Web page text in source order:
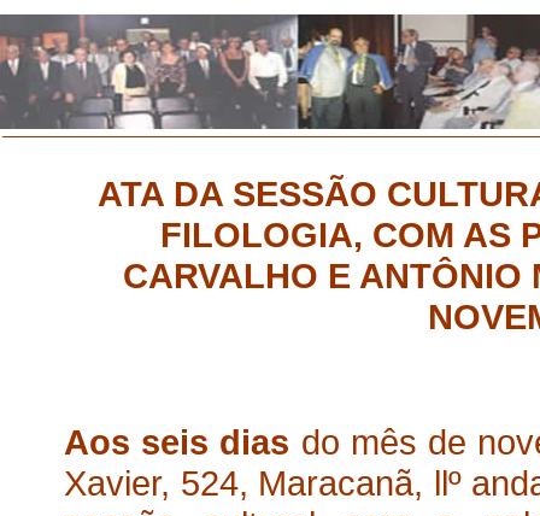
ATA DA SESSÃO
FILOLOGIA, COM AS
CARVALHO E ANTÔNIO
Aos seis dias do mês de
Xavier, 524, Maracanã, llº